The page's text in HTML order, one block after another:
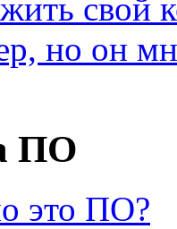
свой
но он
ПО
это ПО?